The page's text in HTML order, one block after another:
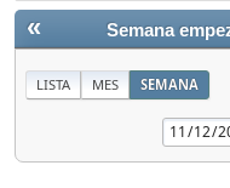
« Semana
LISTA MES SEMANA